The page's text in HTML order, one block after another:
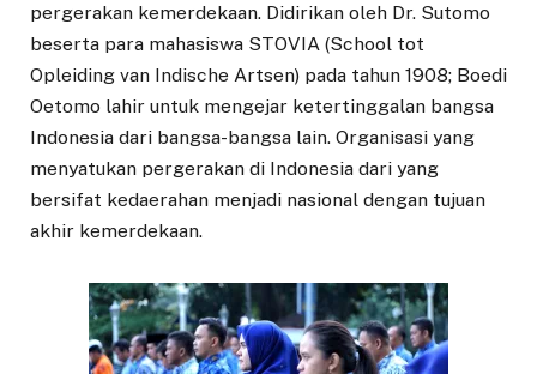
pergerakan kemerdekaan. Didirikan oleh Dr. Sutomo
beserta para mahasiswa STOVIA (School tot
Opleiding van Indische Artsen) pada tahun 1908; Boedi
Oetomo lahir untuk mengejar ketertinggalan bangsa
Indonesia dari bangsa-bangsa lain. Organisasi yang
menyatukan pergerakan di Indonesia dari yang
bersifat kedaerahan menjadi nasional dengan tujuan
akhir kemerdekaan.